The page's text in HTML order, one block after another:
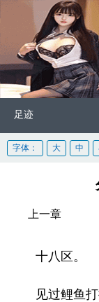
足迹
字体： 大 中
上一章
十八区。
见过鲤鱼